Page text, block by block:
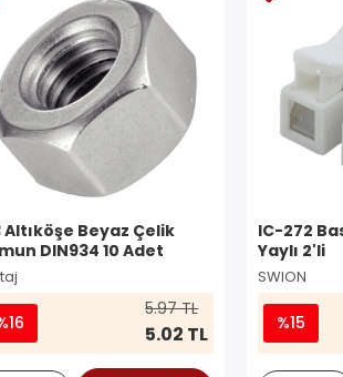
Altıköşe Beyaz Çelik
DIN934 10 Adet
5.97 TL
5.02 TL
IC-272
Yaylı 2'li
SWION
%15